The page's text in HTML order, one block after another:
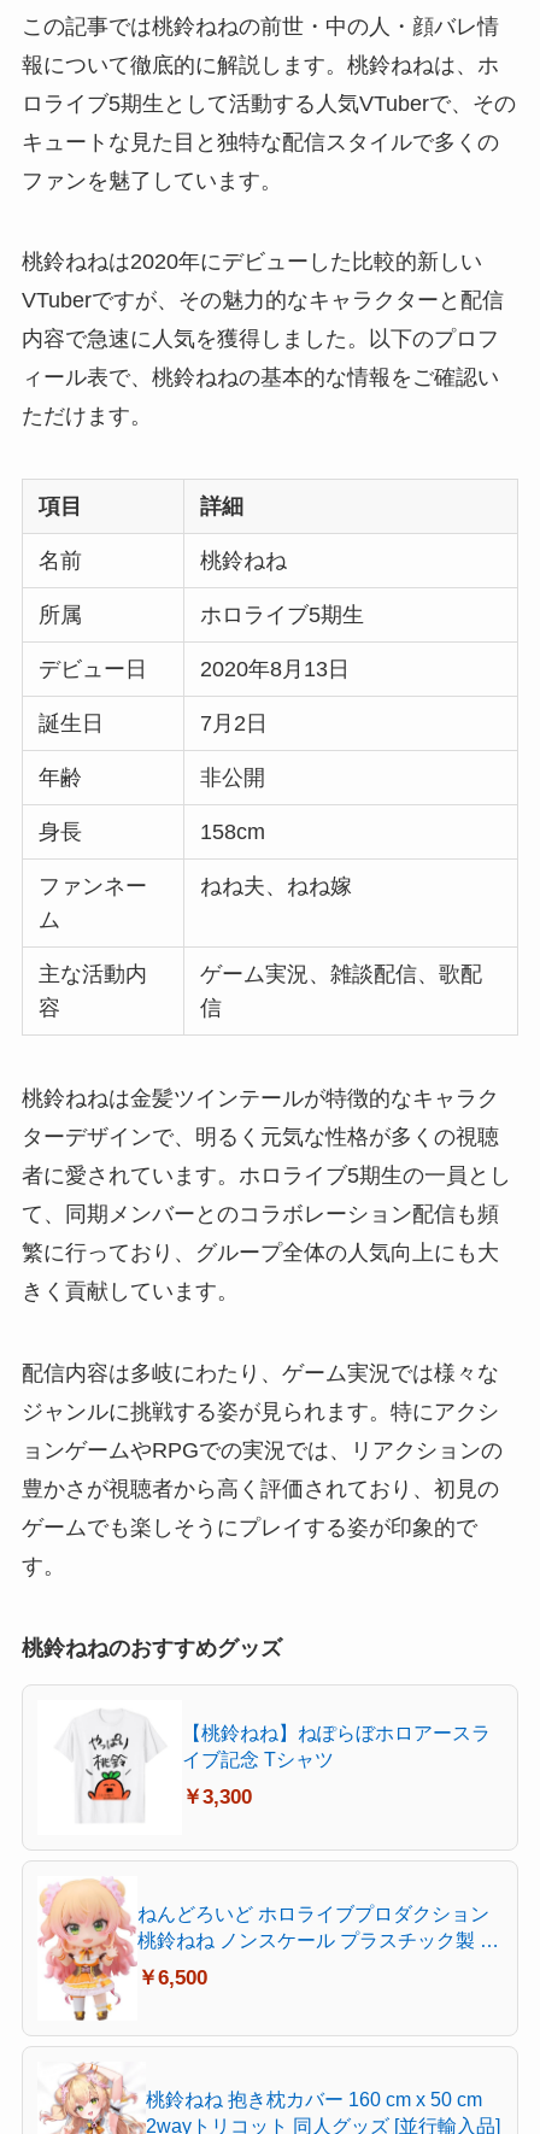
この記事では桃鈴ねねの前世・中の人・顔バレ情
報について徹底的に解説します。桃鈴ねねは、ホ
ロライブ5期生として活動する人気VTuberで、その
キュートな見た目と独特な配信スタイルで多くの
ファンを魅了しています。
桃鈴ねねは2020年にデビューした比較的新しい
VTuberですが、その魅力的なキャラクターと配信
内容で急速に人気を獲得しました。以下のプロフ
ィール表で、桃鈴ねねの基本的な情報をご確認い
ただけます。
項目 詳細
名前 桃鈴ねね
所属 ホロライブ5期生
デビュー日 2020年8月13日
誕生日 7月2日
年齢 非公開
身長 158cm
ファンネー
ム
ねね夫、ねね嫁
主な活動内
容
ゲーム実況、雑談配信、歌配
信
桃鈴ねねは金髪ツインテールが特徴的なキャラク
ターデザインで、明るく元気な性格が多くの視聴
者に愛されています。ホロライブ5期生の一員とし
て、同期メンバーとのコラボレーション配信も頻
繁に行っており、グループ全体の人気向上にも大
きく貢献しています。
配信内容は多岐にわたり、ゲーム実況では様々な
ジャンルに挑戦する姿が見られます。特にアクシ
ョンゲームやRPGでの実況では、リアクションの
豊かさが視聴者から高く評価されており、初見の
ゲームでも楽しそうにプレイする姿が印象的で
す。
桃鈴ねねのおすすめグッズ
【桃鈴ねね】ねぽらぼホロアースラ
イブ記念 Tシャツ
￥3,300
ねんどろいど ホロライブプロダクション
桃鈴ねね ノンスケール プラスチック製 塗
装済み可動フィギュア
￥6,500
桃鈴ねね 抱き枕カバー 160 cm x 50 cm
2wayトリコット 同人グッズ [並行輸入品]